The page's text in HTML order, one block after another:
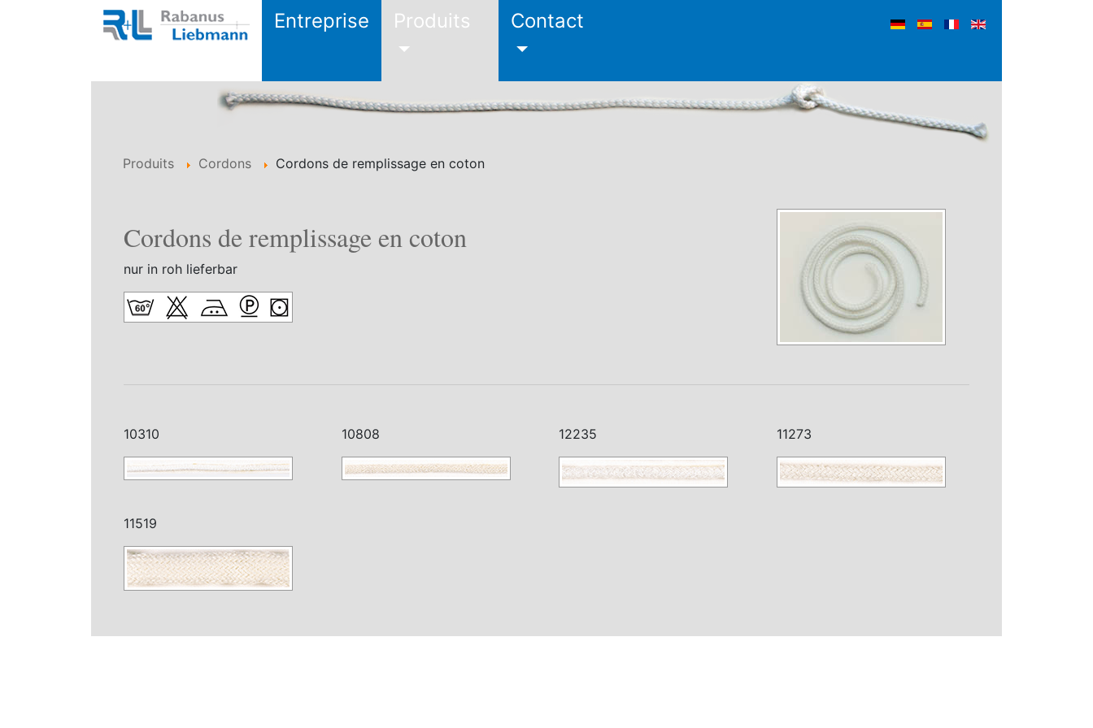
Entreprise Produits Contact
Produits Cordons Cordons de remplissage en coton
Cordons de remplissage en coton
nur in roh lieferbar
10310 10808 12235 11273
11519